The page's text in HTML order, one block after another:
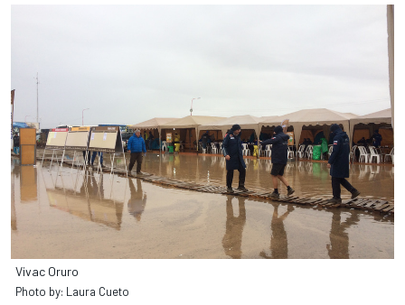
Vivac Oruro
Photo by: Laura Cueto